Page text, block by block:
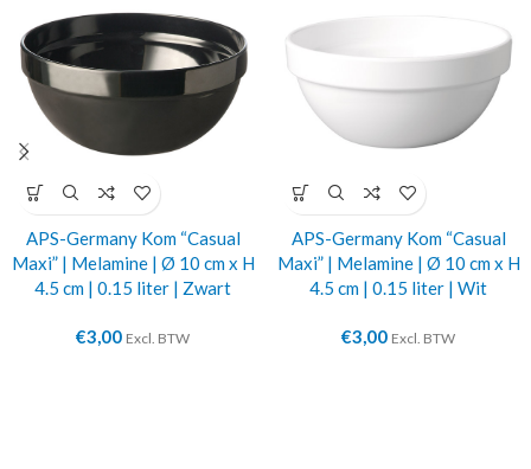
APS-Germany Kom “Casual
Maxi” | Melamine | Ø 10 cm x H
4.5 cm | 0.15 liter | Zwart
€3,00 Excl. BTW
APS-Germany Kom “Casual
Maxi” | Melamine | Ø 10 cm x H
4.5 cm | 0.15 liter | Wit
€3,00 Excl. BTW